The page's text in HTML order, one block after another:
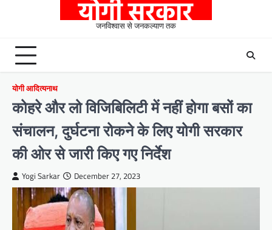
जनविश्वास से जनकल्याण तक
योगी आदित्यनाथ
कोहरे और लो विजिबिलिटी में नहीं होगा बसों का
संचालन, दुर्घटना रोकने के लिए योगी सरकार
की ओर से जारी किए गए निर्देश
Yogi Sarkar December 27, 2023